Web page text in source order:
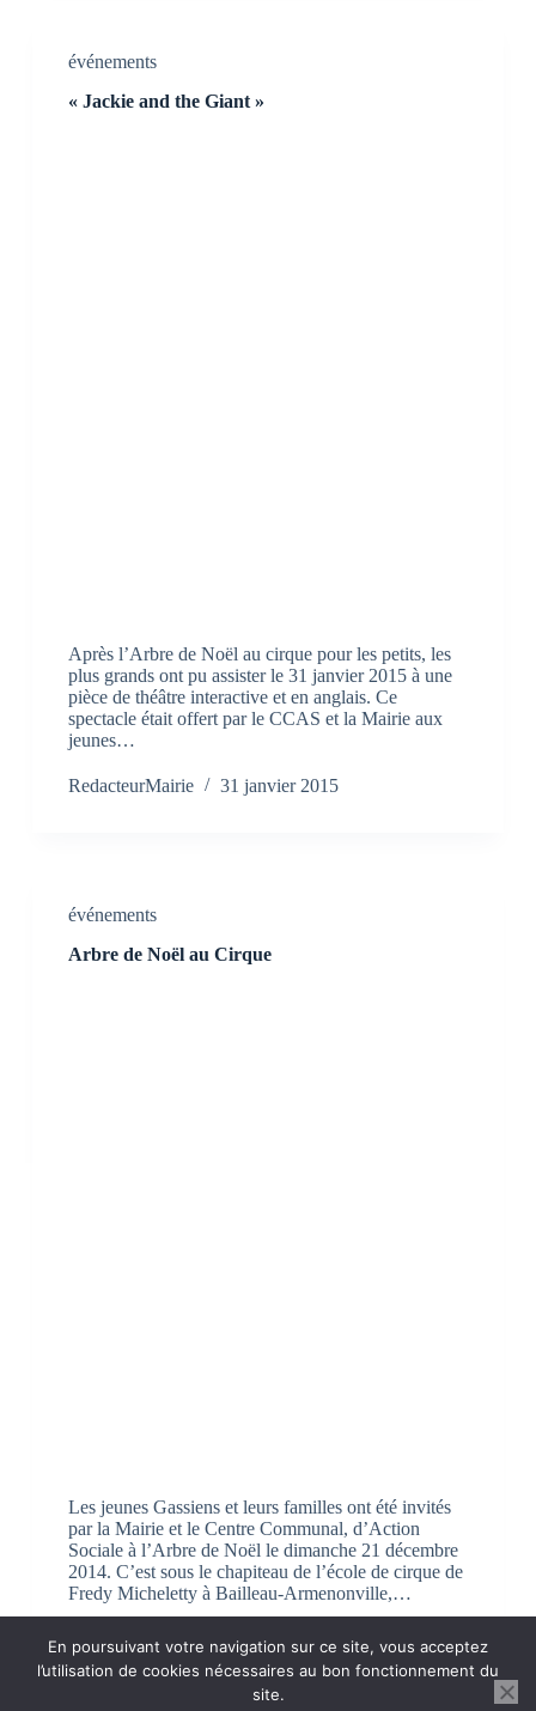
événements
« Jackie and the Giant »
Après l’Arbre de Noël au cirque pour les petits, les
plus grands ont pu assister le 31 janvier 2015 à une
pièce de théâtre interactive et en anglais. Ce
spectacle était offert par le CCAS et la Mairie aux
jeunes…
RedacteurMairie 31 janvier 2015
événements
Arbre de Noël au Cirque
Les jeunes Gassiens et leurs familles ont été invités
par la Mairie et le Centre Communal, d’Action
Sociale à l’Arbre de Noël le dimanche 21 décembre
2014. C’est sous le chapiteau de l’école de cirque de
Fredy Micheletty à Bailleau-Armenonville,…
RedacteurMairie 21 décembre 2014
En poursuivant votre navigation sur ce site, vous acceptez
l’utilisation de cookies nécessaires au bon fonctionnement du
site.